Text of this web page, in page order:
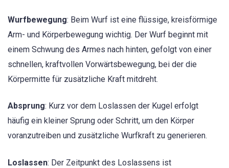
Wurfbewegung: Beim Wurf ist eine flüssige, kreisförmige
Arm- und Körperbewegung wichtig. Der Wurf beginnt mit
einem Schwung des Armes nach hinten, gefolgt von einer
schnellen, kraftvollen Vorwärtsbewegung, bei der die
Körpermitte für zusätzliche Kraft mitdreht.
Absprung: Kurz vor dem Loslassen der Kugel erfolgt
häufig ein kleiner Sprung oder Schritt, um den Körper
voranzutreiben und zusätzliche Wurfkraft zu generieren.
Loslassen: Der Zeitpunkt des Loslassens ist